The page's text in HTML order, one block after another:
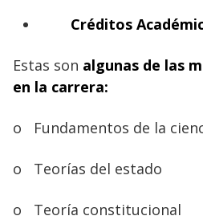
Créditos
Estas son algunas de las
en la carrera:
o Fundamentos de la
o Teorías del estado
o Teoría constitucional